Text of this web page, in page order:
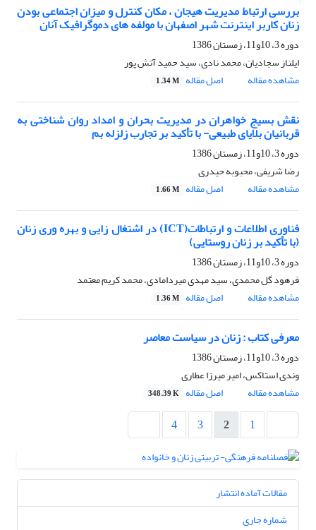
بررسی ارتباط مدیریت هیجان ، مکان کنترل و میزان اجتماعی بودن
زنان کاربر اینترنت شهر اصفهان با مولفه های دموگرافیک آنان
دوره 3، 10و11، زمستان 1386
ایلناز سجادیان، محمد نادی، سید حمید آتش پور
مشاهده مقاله
اصل مقاله 1.34 M
نقش بسیج خواهران در مدیریت بحران و امداد روان شناختی به
قربانیان بلایای طبیعی- با تأکید بر تجارب زلزله بم
دوره 3، 10و11، زمستان 1386
رضا شریفی، محبوبه حیدری
مشاهده مقاله
اصل مقاله 1.66 M
فناوری اطلاعات و ارتباطات(ICT) در اشتغال زایی و بهره وری زنان
(با تأکید بر زنان روستایی)
دوره 3، 10و11، زمستان 1386
فرهود گل محمدی، سید مهدی میردامادی، محمد کریم معتمد
مشاهده مقاله
اصل مقاله 1.36 M
معرفی کتاب : زنان در سیاست معاصر
دوره 3، 10و11، زمستان 1386
وندی استاکس، امیر میرزا عطاری
مشاهده مقاله
اصل مقاله 348.39 K
1
2
3
4
مقالات آماده انتشار
شماره جاری